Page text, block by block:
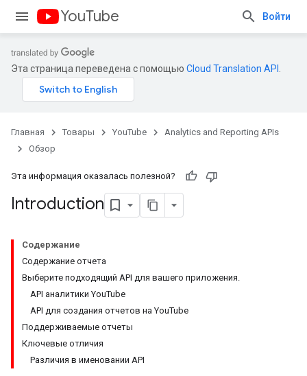
YouTube Войти
Эта страница переведена с помощью Cloud Translation API
Главная Товары YouTube
Analytics and Reporting APIs
Обзор
Эта информация оказалась полезной?
Introduction
Содержание
Содержание отчета
Выберите подходящий API для вашего приложения.
API аналитики YouTube
API для создания отчетов на YouTube
Поддерживаемые отчеты
Ключевые отличия
Различия в именовании API